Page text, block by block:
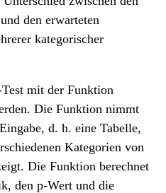
den erwarteten
kategorischer
mit der Funktion
Die Funktion nimmt
d. h. eine Tabelle,
Kategorien von
Die Funktion berechnet
den p-Wert und die